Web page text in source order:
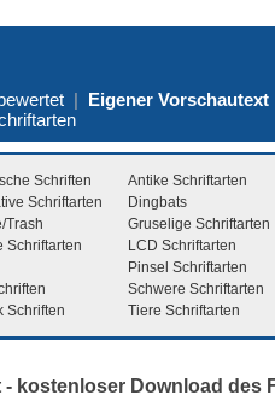
| Eigener Vorschautext
Schriften
Antike Schriftarten
Schriftarten
Dingbats
Trash
Gruselige Schriftarten
Schriftarten
LCD Schriftarten
Pinsel Schriftarten
Schwere Schriftarten
Schriften Tiere Schriftarten
kostenloser Download des